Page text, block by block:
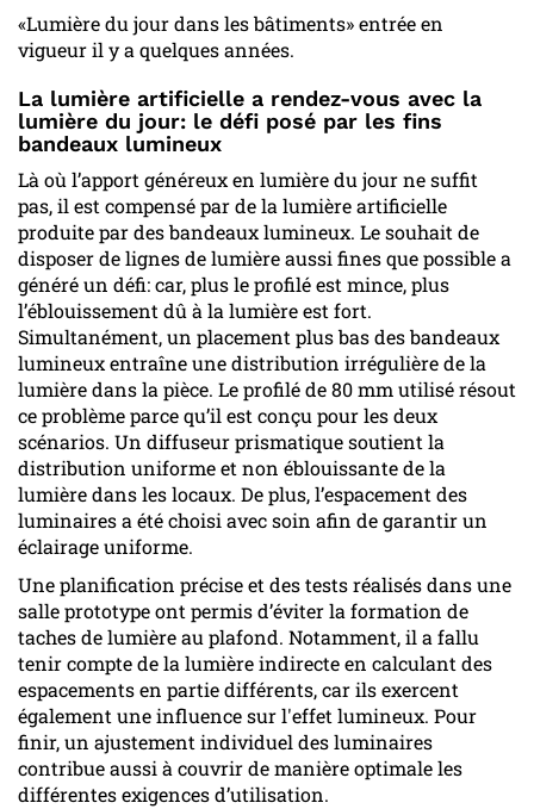
«Lumière du jour dans les bâtiments» entrée en
vigueur il y a quelques années.
La lumière artificielle a rendez-vous avec la
lumière du jour: le défi posé par les fins
bandeaux lumineux
Là où l’apport généreux en lumière du jour ne suffit
pas, il est compensé par de la lumière artificielle
produite par des bandeaux lumineux. Le souhait de
disposer de lignes de lumière aussi fines que possible a
généré un défi: car, plus le profilé est mince, plus
l’éblouissement dû à la lumière est fort.
Simultanément, un placement plus bas des bandeaux
lumineux entraîne une distribution irrégulière de la
lumière dans la pièce. Le profilé de 80 mm utilisé résout
ce problème parce qu’il est conçu pour les deux
scénarios. Un diffuseur prismatique soutient la
distribution uniforme et non éblouissante de la
lumière dans les locaux. De plus, l’espacement des
luminaires a été choisi avec soin afin de garantir un
éclairage uniforme.
Une planification précise et des tests réalisés dans une
salle prototype ont permis d’éviter la formation de
taches de lumière au plafond. Notamment, il a fallu
tenir compte de la lumière indirecte en calculant des
espacements en partie différents, car ils exercent
également une influence sur l'effet lumineux. Pour
finir, un ajustement individuel des luminaires
contribue aussi à couvrir de manière optimale les
différentes exigences d’utilisation.